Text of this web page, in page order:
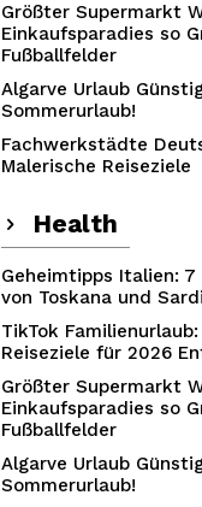
Größter Supermarkt
Einkaufsparadies so
Fußballfelder
Algarve Urlaub
Sommerurlaub!
Fachwerkstädte
Malerische Reiseziele
Health
Geheimtipps Italien: 7
von Toskana und
TikTok
Reiseziele für 2026
Größter Supermarkt
Einkaufsparadies so
Fußballfelder
Algarve Urlaub
Sommerurlaub!